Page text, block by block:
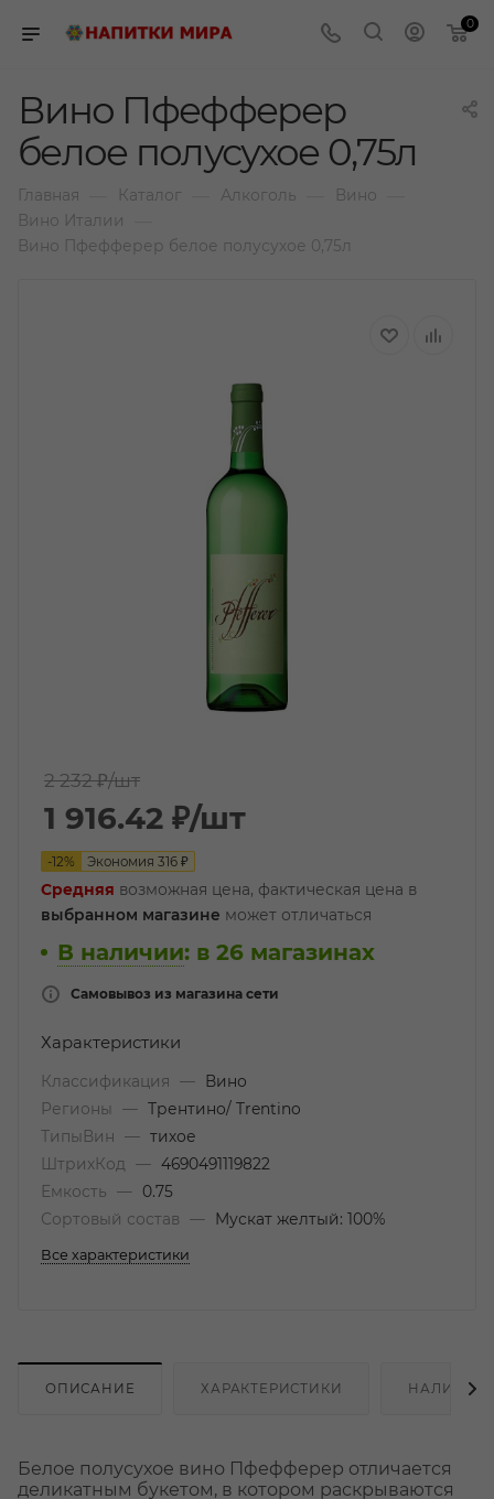
0
Вино Пфефферер
белое полусухое 0,75л
Главная Каталог Алкоголь Вино
Вино Италии
Вино Пфефферер белое полусухое 0,75л
2 232 ₽/шт
1 916.42 ₽/шт
-12% Экономия 316 ₽
Средняя возможная цена, фактическая цена в
выбранном магазине может отличаться
В наличии: в 26 магазинах
Самовывоз из магазина сети
Характеристики
Классификация —
Вино
Регионы
— Трентино/ Trentino
ТипыВин
— тихое
ШтрихКод
— 4690491119822
Емкость
—
0.75
Сортовый состав
— Мускат желтый: 100%
Все характеристики
ОПИСАНИЕ ХАРАКТЕРИСТИКИ НАЛИЧИЕ
Белое полусухое вино Пфефферер отличается
деликатным букетом, в котором раскрываются